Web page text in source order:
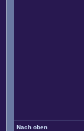
Nach oben